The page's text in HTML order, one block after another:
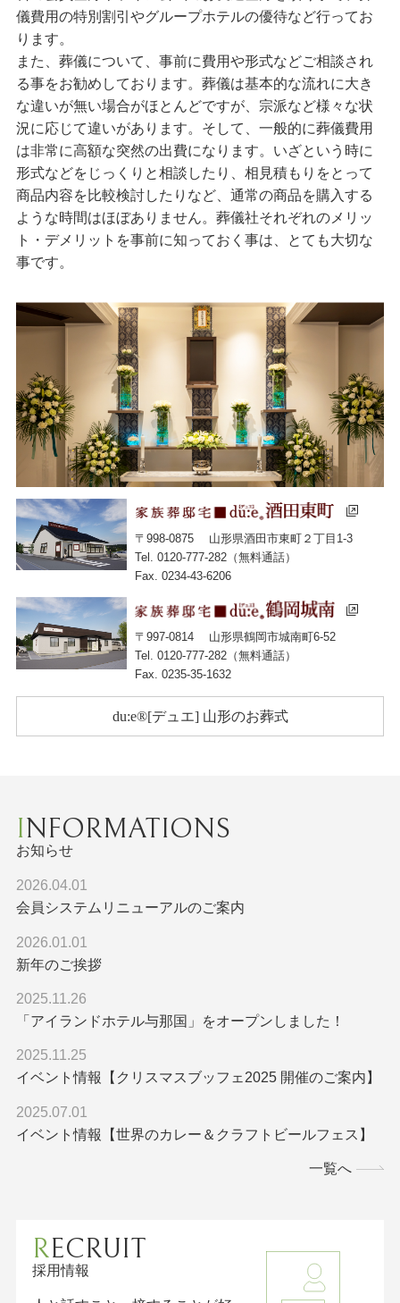
儀費用の特別割引やグループホテルの優待など行ってお
ります。
また、葬儀について、事前に費用や形式などご相談され
る事をお勧めしております。葬儀は基本的な流れに大き
な違いが無い場合がほとんどですが、宗派など様々な状
況に応じて違いがあります。そして、一般的に葬儀費用
は非常に高額な突然の出費になります。いざという時に
形式などをじっくりと相談したり、相見積もりをとって
商品内容を比較検討したりなど、通常の商品を購入する
ような時間はほぼありません。葬儀社それぞれのメリッ
ト・デメリットを事前に知っておく事は、とても大切な
事です。
〒998-0875
山形県酒田市東町２丁目1-3
Tel. 0120-777-282（無料通話）
Fax. 0234-43-6206
〒997-0814
山形県鶴岡市城南町6-52
Tel. 0120-777-282（無料通話）
Fax. 0235-35-1632
du:e®[デュエ] 山形のお葬式
INFORMATIONS
お知らせ
2026.04.01
会員システムリニューアルのご案内
2026.01.01
新年のご挨拶
2025.11.26
「アイランドホテル与那国」をオープンしました！
2025.11.25
イベント情報【クリスマスブッフェ2025 開催のご案内】
2025.07.01
イベント情報【世界のカレー＆クラフトビールフェス】
一覧へ
RECRUIT
採用情報